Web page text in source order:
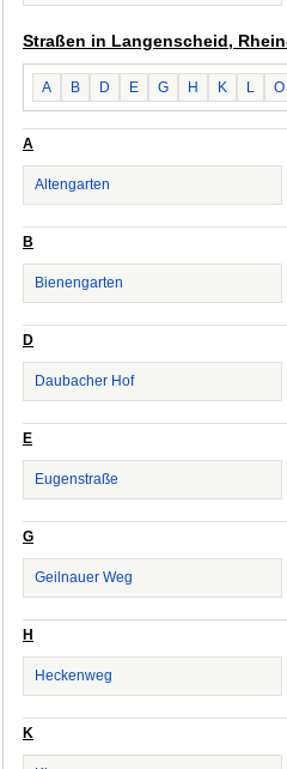
Straßen in Langenscheid,
A B D E G H K L O
A
Altengarten
B
Bienengarten
D
Daubacher Hof
E
Eugenstraße
G
Geilnauer Weg
H
Heckenweg
K